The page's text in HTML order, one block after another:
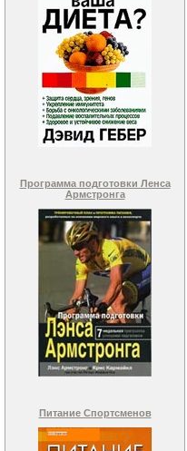
Программа подготовки Ленса
Армстронга
Питание Спортсменов